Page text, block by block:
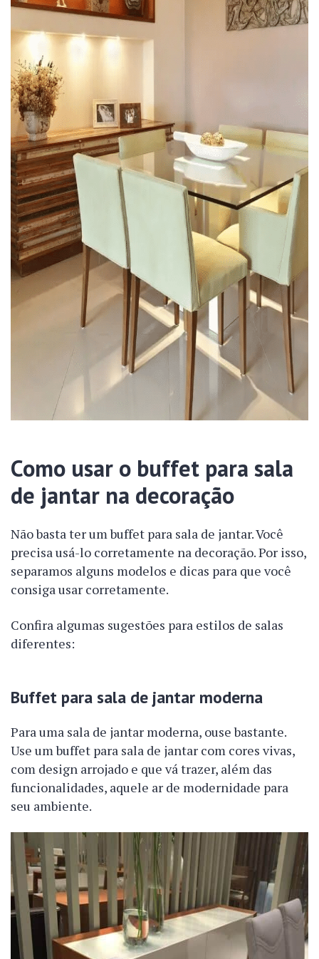
Como usar o buffet para sala
de jantar na decoração
Não basta ter um buffet para sala de jantar. Você
precisa usá-lo corretamente na decoração. Por isso,
separamos alguns modelos e dicas para que você
consiga usar corretamente.
Confira algumas sugestões para estilos de salas
diferentes:
Buffet para sala de jantar moderna
Para uma sala de jantar moderna, ouse bastante.
Use um buffet para sala de jantar com cores vivas,
com design arrojado e que vá trazer, além das
funcionalidades, aquele ar de modernidade para
seu ambiente.